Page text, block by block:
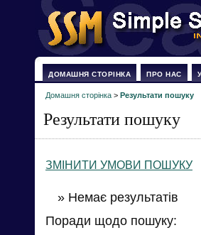
ДОМАШНЯ СТОРІНКА ПРО НАС
Домашня сторінка > Результати пошуку
Результати пошуку
ЗМІНИТИ УМОВИ ПОШУКУ
» Немає результатів
Поради щодо пошуку: